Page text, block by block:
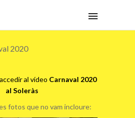
2020
al vídeo Carnaval 2020
al Soleràs
fotos que no vam incloure: